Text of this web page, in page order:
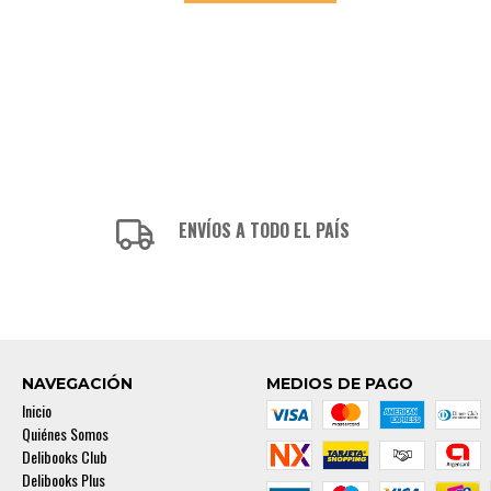
ENVÍOS A TODO EL PAÍS
NAVEGACIÓN
Inicio
Quiénes Somos
Delibooks Club
Delibooks Plus
MEDIOS DE PAGO